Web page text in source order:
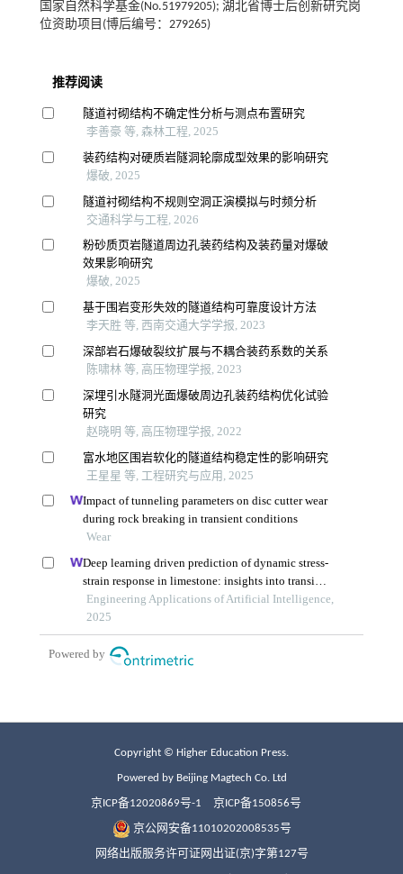
国家自然科学基金(No.51979205); 湖北省博士后创新研究岗
位资助项目(博后编号：279265)
Copyright © Higher Education Press.
Powered by Beijing Magtech Co. Ltd
京ICP备12020869号-1 京ICP备150856号
京公网安备11010202008535号
网络出版服务许可证网出证(京)字第127号